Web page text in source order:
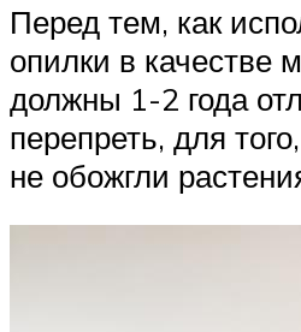
Перед тем, как
опилки в качестве
должны 1-2 года
перепреть, для
не обожгли